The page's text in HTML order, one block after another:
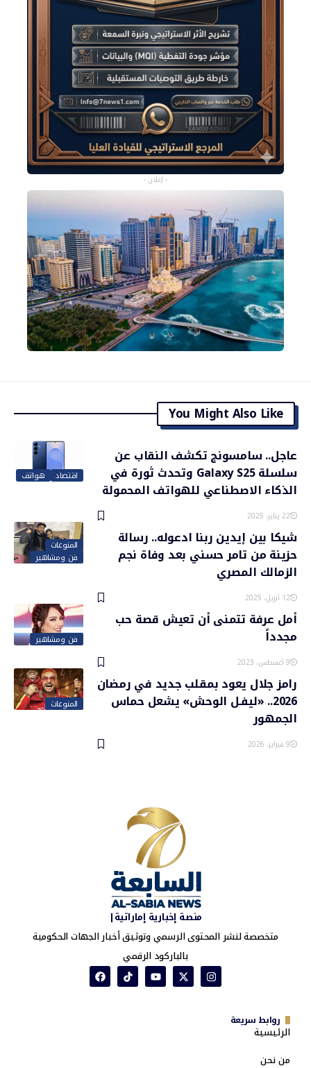
- إعلان -
You Might Also Like
اقتصاد هواتف
عاجل.. سامسونج تكشف النقاب عن
سلسلة Galaxy S25 وتحدث ثورة في
الذكاء الاصطناعي للهواتف المحمولة
22 يناير، 2025
المنوعات
فن ومشاهير
شيكا بين إيدين ربنا ادعوله.. رسالة
حزينة من تامر حسني بعد وفاة نجم
الزمالك المصري
12 أبريل، 2025
فن ومشاهير
أمل عرفة تتمنى أن تعيش قصة حب
مجدداً
9 أغسطس، 2023
المنوعات
رامز جلال يعود بمقلب جديد في رمضان
2026.. «ليفـل الوحش» يشعل حماس
الجمهور
9 فبراير، 2026
منصة إخبارية إماراتية|
متخصصة لنشر المحتوى الرسمي وتوثيق أخبار الجهات الحكومية
بالباركود الرقمي
روابط سريعة
الرئيسية
من نحن